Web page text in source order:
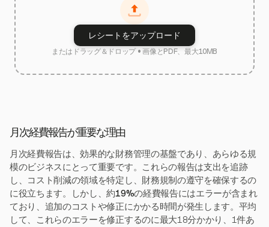
レシートをアップロード
またはドラッグ＆ドロップ • 画像とPDF、最大10MB
月次経費報告が重要な理由
月次経費報告は、効果的な財務管理の基盤であり、あらゆる規
模のビジネスにとって重要です。これらの報告は支出を追跡
し、コスト削減の領域を特定し、財務規制の遵守を確保するの
に役立ちます。しかし、約19%の経費報告にはエラーが含まれ
ており、追加のコストや修正にかかる時間が発生します。平均
して、これらのエラーを修正するのに最大18分かかり、1件あ